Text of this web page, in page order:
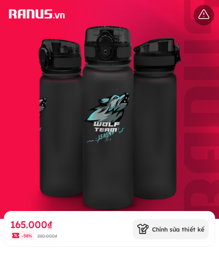
165.000₫
-58% 280.000₫
Chỉnh sửa thiết kế